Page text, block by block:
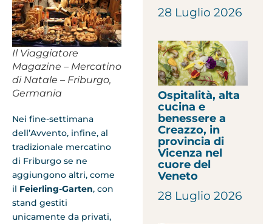
Il Viaggiatore
Magazine – Mercatino
di Natale – Friburgo,
Germania
Nei fine-settimana
dell’Avvento, infine, al
tradizionale mercatino
di Friburgo se ne
aggiungono altri, come
il Feierling-Garten, con
stand gestiti
unicamente da privati,
28 Luglio 2026
Ospitalità, alta
cucina e
benessere a
Creazzo, in
provincia di
Vicenza nel
cuore del
Veneto
28 Luglio 2026